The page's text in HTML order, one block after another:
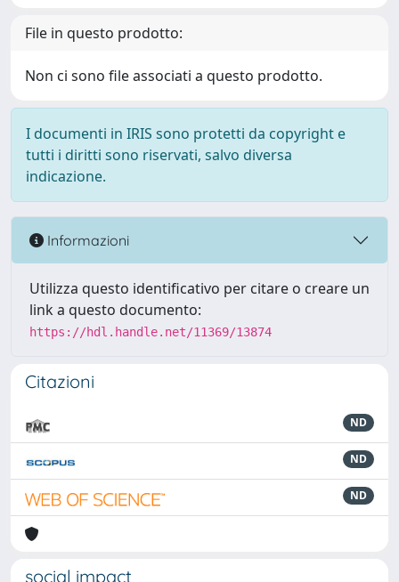
File in questo prodotto:
Non ci sono file associati a questo prodotto.
I documenti in IRIS sono protetti da copyright e
tutti i diritti sono riservati, salvo diversa
indicazione.
Informazioni
Utilizza questo identificativo per citare o creare un
link a questo documento:
https://hdl.handle.net/11369/13874
Citazioni
ND
ND
ND
social impact